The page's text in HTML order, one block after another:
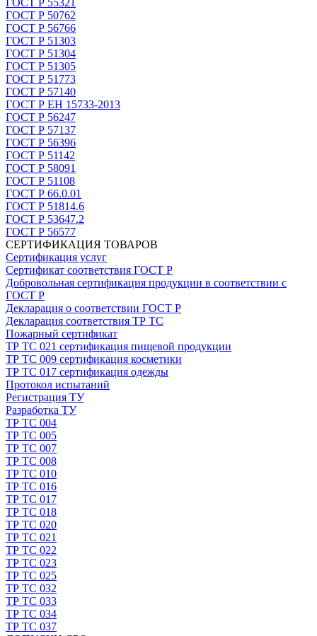
ГОСТ Р 50762
ГОСТ Р 56766
ГОСТ Р 51303
ГОСТ Р 51304
ГОСТ Р 51305
ГОСТ Р 51773
ГОСТ Р 57140
ГОСТ Р ЕН 15733-2013
ГОСТ Р 56247
ГОСТ Р 57137
ГОСТ Р 56396
ГОСТ Р 51142
ГОСТ Р 58091
ГОСТ Р 51108
ГОСТ Р 66.0.01
ГОСТ Р 51814.6
ГОСТ Р 53647.2
ГОСТ Р 56577
СЕРТИФИКАЦИЯ ТОВАРОВ
Сертификация услуг
Сертификат соответствия ГОСТ Р
Добровольная сертификация продукции в соответствии с
ГОСТ Р
Декларация о соответствии ГОСТ Р
Декларация соответствия ТР ТС
Пожарный сертификат
ТР ТС 021 сертификация пищевой продукции
ТР ТС 009 сертификация косметики
ТР ТС 017 сертификация одежды
Протокол испытаний
Регистрация ТУ
Разработка ТУ
ТР ТС 004
ТР ТС 005
ТР ТС 007
ТР ТС 008
ТР ТС 010
ТР ТС 016
ТР ТС 017
ТР ТС 018
ТР ТС 020
ТР ТС 021
ТР ТС 022
ТР ТС 023
ТР ТС 025
ТР ТС 032
ТР ТС 033
ТР ТС 034
ТР ТС 037